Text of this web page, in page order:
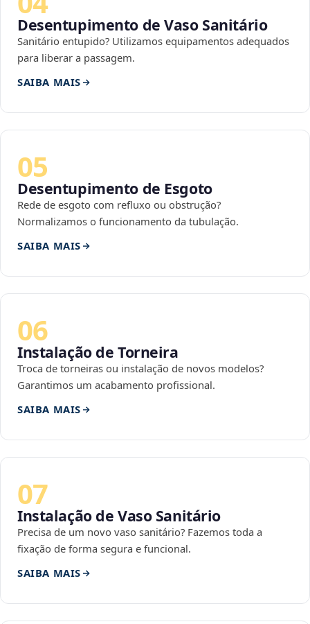
Desentupimento de Vaso Sanitário
Sanitário entupido? Utilizamos equipamentos adequados
para liberar a passagem.
SAIBA MAIS
05
Desentupimento de Esgoto
Rede de esgoto com refluxo ou obstrução?
Normalizamos o funcionamento da tubulação.
SAIBA MAIS
06
Instalação de Torneira
Troca de torneiras ou instalação de novos modelos?
Garantimos um acabamento profissional.
SAIBA MAIS
07
Instalação de Vaso Sanitário
Precisa de um novo vaso sanitário? Fazemos toda a
fixação de forma segura e funcional.
SAIBA MAIS